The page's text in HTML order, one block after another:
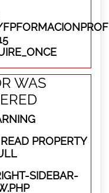
WAS
PROPERTY
SIDEBAR-